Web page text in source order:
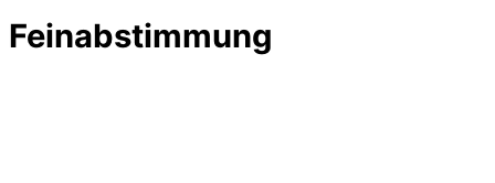
Feinabstimmung